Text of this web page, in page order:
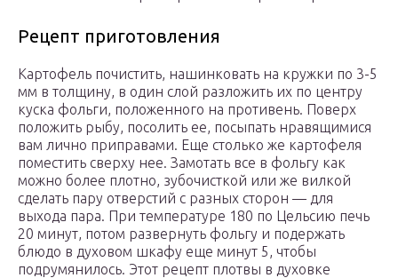
Рецепт приготовления
Картофель почистить, нашинковать на кружки по 3-5
мм в толщину, в один слой разложить их по центру
куска фольги, положенного на противень. Поверх
положить рыбу, посолить ее, посыпать нравящимися
вам лично приправами. Еще столько же картофеля
поместить сверху нее. Замотать все в фольгу как
можно более плотно, зубочисткой или же вилкой
сделать пару отверстий с разных сторон — для
выхода пара. При температуре 180 по Цельсию печь
20 минут, потом развернуть фольгу и подержать
блюдо в духовом шкафу еще минут 5, чтобы
подрумянилось. Этот рецепт плотвы в духовке